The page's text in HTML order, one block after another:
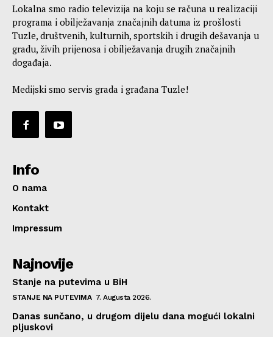
Lokalna smo radio televizija na koju se računa u realizaciji
programa i obilježavanja značajnih datuma iz prošlosti
Tuzle, društvenih, kulturnih, sportskih i drugih dešavanja u
gradu, živih prijenosa i obilježavanja drugih značajnih
događaja.
Medijski smo servis grada i građana Tuzle!
Info
O nama
Kontakt
Impressum
Najnovije
Stanje na putevima u BiH
STANJE NA PUTEVIMA 7. Augusta 2026.
Danas sunčano, u drugom dijelu dana mogući lokalni
pljuskovi